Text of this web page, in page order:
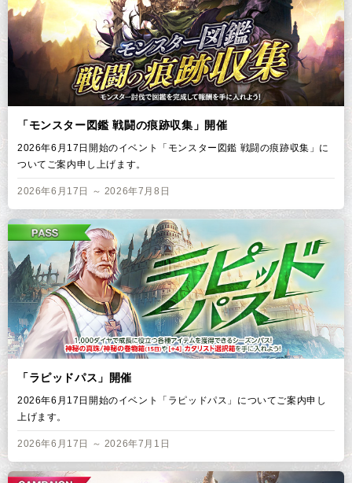
「モンスター図鑑 戦闘の痕跡収集」開催
2026年6月17日開始のイベント「モンスター図鑑 戦闘の痕跡収集」に
ついてご案内申し上げます。
2026年6月17日 ～ 2026年7月8日
「ラピッドパス」開催
2026年6月17日開始のイベント「ラピッドパス」についてご案内申し
上げます。
2026年6月17日 ～ 2026年7月1日